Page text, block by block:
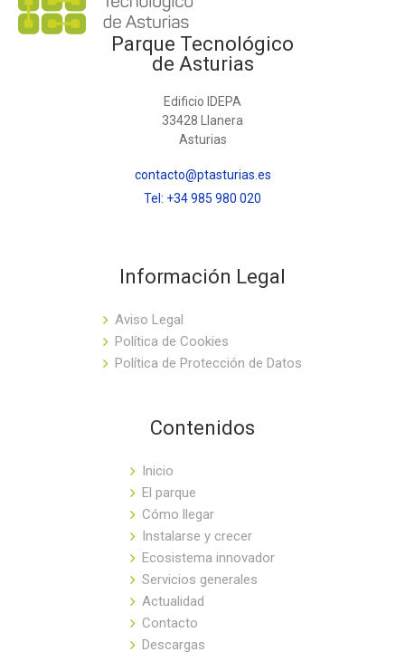
Parque Tecnológico
de Asturias
Edificio IDEPA
33428 Llanera
Asturias
contacto@ptasturias.es
Tel: +34 985 980 020
Información Legal
Aviso Legal
Política de Cookies
Política de Protección de Datos
Contenidos
Inicio
El parque
Cómo llegar
Instalarse y crecer
Ecosistema innovador
Servicios generales
Actualidad
Contacto
Descargas